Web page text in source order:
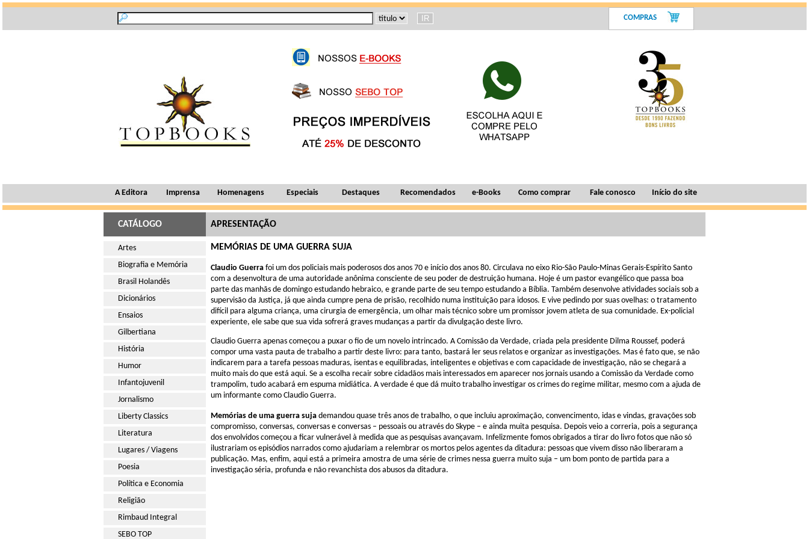
COMPRAS
A Editora Imprensa Homenagens Especiais Destaques Recomendados e-Books Como comprar Fale conosco Início do site
CATÁLOGO APRESENTAÇÃO
Artes
Biografia e Memória
Brasil Holandês
Dicionários
Ensaios
Gilbertiana
História
Humor
Infantojuvenil
Jornalismo
Liberty Classics
Literatura
Lugares / Viagens
Poesia
Política e Economia
Religião
Rimbaud Integral
SEBO TOP
MEMÓRIAS DE UMA GUERRA SUJA
Claudio Guerra foi um dos policiais mais poderosos dos anos 70 e início dos anos 80. Circulava no eixo Rio-São Paulo-Minas Gerais-Espírito Santo
com a desenvoltura de uma autoridade anônima consciente de seu poder de destruição humana. Hoje é um pastor evangélico que passa boa
parte das manhãs de domingo estudando hebraico, e grande parte de seu tempo estudando a Bíblia. Também desenvolve atividades sociais sob a
supervisão da Justiça, já que ainda cumpre pena de prisão, recolhido numa instituição para idosos. E vive pedindo por suas ovelhas: o tratamento
difícil para alguma criança, uma cirurgia de emergência, um olhar mais técnico sobre um promissor jovem atleta de sua comunidade. Ex-policial
experiente, ele sabe que sua vida sofrerá graves mudanças a partir da divulgação deste livro.
Claudio Guerra apenas começou a puxar o fio de um novelo intrincado. A Comissão da Verdade, criada pela presidente Dilma Roussef, poderá
compor uma vasta pauta de trabalho a partir deste livro: para tanto, bastará ler seus relatos e organizar as investigações. Mas é fato que, se não
indicarem para a tarefa pessoas maduras, isentas e equilibradas, inteligentes e objetivas e com capacidade de investigação, não se chegará a
muito mais do que está aqui. Se a escolha recair sobre cidadãos mais interessados em aparecer nos jornais usando a Comissão da Verdade como
trampolim, tudo acabará em espuma midiática. A verdade é que dá muito trabalho investigar os crimes do regime militar, mesmo com a ajuda de
um informante como Claudio Guerra.
Memórias de uma guerra suja demandou quase três anos de trabalho, o que incluiu aproximação, convencimento, idas e vindas, gravações sob
compromisso, conversas, conversas e conversas – pessoais ou através do Skype – e ainda muita pesquisa. Depois veio a correria, pois a segurança
dos envolvidos começou a ficar vulnerável à medida que as pesquisas avançavam. Infelizmente fomos obrigados a tirar do livro fotos que não só
ilustrariam os episódios narrados como ajudariam a relembrar os mortos pelos agentes da ditadura: pessoas que vivem disso não liberaram a
publicação. Mas, enfim, aqui está a primeira amostra de uma série de crimes nessa guerra muito suja – um bom ponto de partida para a
investigação séria, profunda e não revanchista dos abusos da ditadura.